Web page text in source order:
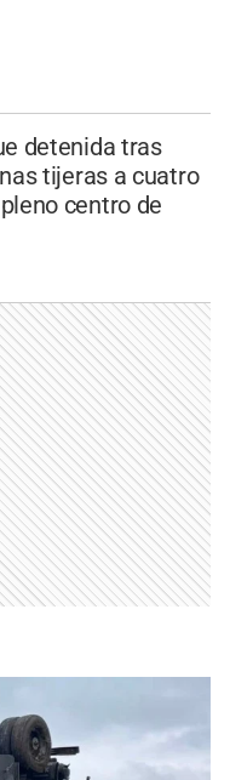
detenida tras
tijeras a cuatro
centro de